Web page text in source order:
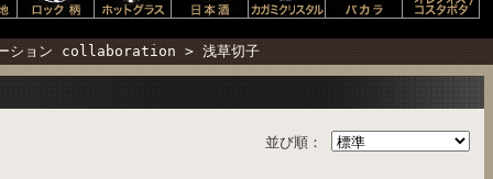
ーション collaboration > 浅草切子
並び順：